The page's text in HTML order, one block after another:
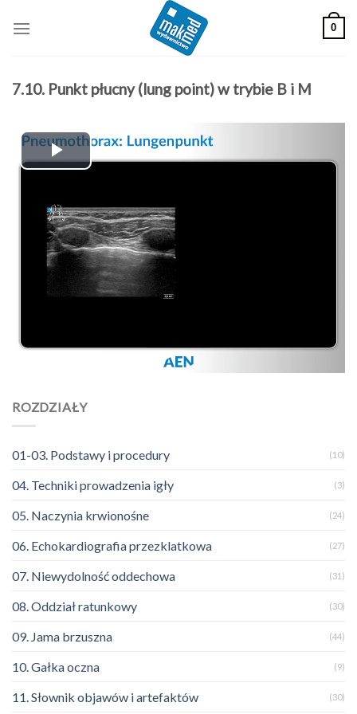
0
7.10. Punkt płucny (lung point) w trybie B i M
Play
Video
ROZDZIAŁY
01-03. Podstawy i procedury (10)
04. Techniki prowadzenia igły (3)
05. Naczynia krwionośne (24)
06. Echokardiografia przezklatkowa (27)
07. Niewydolność oddechowa (31)
08. Oddział ratunkowy (30)
09. Jama brzuszna (44)
10. Gałka oczna (9)
11. Słownik objawów i artefaktów (30)